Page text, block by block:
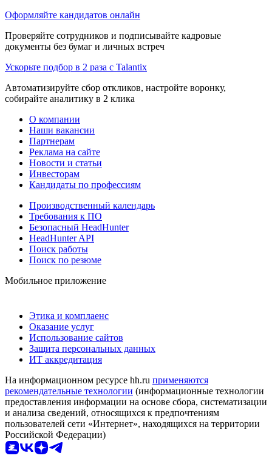
Оформляйте кандидатов онлайн
Проверяйте сотрудников и подписывайте кадровые
документы без бумаг и личных встреч
Ускорьте подбор в 2 раза с Talantix
Автоматизируйте сбор откликов, настройте воронку,
собирайте аналитику в 2 клика
О компании
Наши вакансии
Партнерам
Реклама на сайте
Новости и статьи
Инвесторам
Кандидаты по профессиям
Производственный календарь
Требования к ПО
Безопасный HeadHunter
HeadHunter API
Поиск работы
Поиск по резюме
Мобильное приложение
Этика и комплаенс
Оказание услуг
Использование сайтов
Защита персональных данных
ИТ аккредитация
На информационном ресурсе hh.ru применяются
рекомендательные технологии (информационные технологии
предоставления информации на основе сбора, систематизации
и анализа сведений, относящихся к предпочтениям
пользователей сети «Интернет», находящихся на территории
Российской Федерации)